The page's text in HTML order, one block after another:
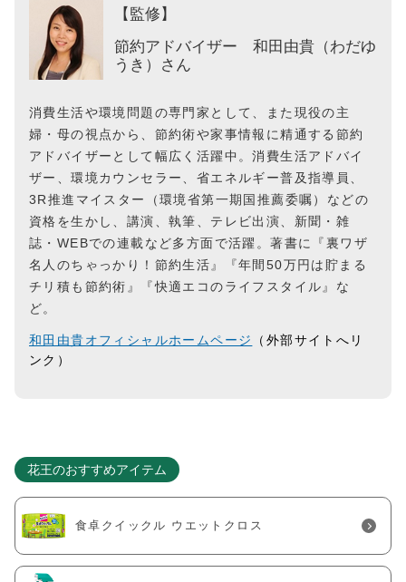
【監修】
節約アドバイザー 和田由貴（わだゆ
うき）さん
消費生活や環境問題の専門家として、また現役の主
婦・母の視点から、節約術や家事情報に精通する節約
アドバイザーとして幅広く活躍中。消費生活アドバイ
ザー、環境カウンセラー、省エネルギー普及指導員、
3R推進マイスター（環境省第一期国推薦委嘱）などの
資格を生かし、講演、執筆、テレビ出演、新聞・雑
誌・WEBでの連載など多方面で活躍。著書に『裏ワザ
名人のちゃっかり！節約生活』『年間50万円は貯まる
チリ積も節約術』『快適エコのライフスタイル』な
ど。
和田由貴オフィシャルホームページ
（外部サイトへリ
ンク）
花王のおすすめアイテム
食卓クイックル ウエットクロス